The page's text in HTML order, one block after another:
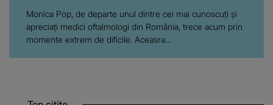
Monica Pop, de departe unul dintre cei mai cunoscuți și
apreciați medici oftalmologi din România, trece acum prin
momente extrem de dificile. Aceasra...